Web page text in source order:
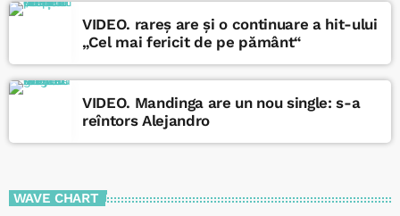
VIDEO. rareș are și o continuare a hit-ului
„Cel mai fericit de pe pământ“
VIDEO. Mandinga are un nou single: s-a
reîntors Alejandro
WAVE CHART